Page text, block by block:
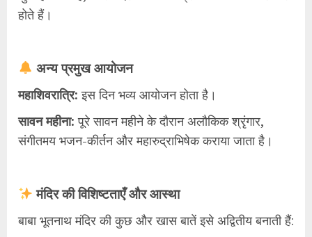
होते हैं।
अन्य प्रमुख आयोजन
​महाशिवरात्रि: इस दिन भव्य आयोजन होता है।
​सावन महीना: पूरे सावन महीने के दौरान अलौकिक श्रृंगार,
संगीतमय भजन-कीर्तन और महारुद्राभिषेक कराया जाता है।
मंदिर की विशिष्टताएँ और आस्था
​बाबा भूतनाथ मंदिर की कुछ और खास बातें इसे अद्वितीय बनाती हैं: